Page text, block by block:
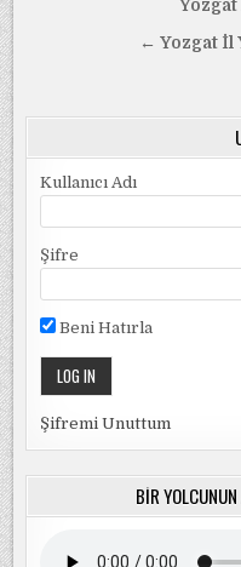
gezinmesi
Yozgat
← Yozgat İl
Kullanıcı Adı
Şifre
Beni Hatırla
Şifremi Unuttum
BIR